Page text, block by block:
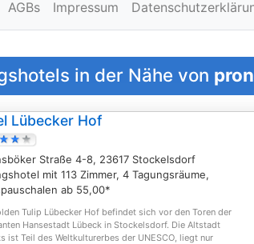
AGBs Impressum
in der Nähe von
Lübecker Hof
Straße 4-8, 23617 Stockelsdorf
mit 113 Zimmer, 4 Tagungsräume,
ab 55,00*
Tulip Lübecker Hof befindet sich vor den Toren der
Hansestadt Lübeck in Stockelsdorf. Die Altstadt
ist Teil des Weltkulturerbes der UNESCO, liegt nur